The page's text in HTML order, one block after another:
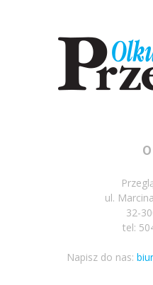
ul.
32-
tel:
Napisz do nas: